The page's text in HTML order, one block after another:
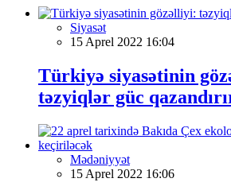
Siyasət
15 Aprel 2022 16:04
Türkiyə siyasətinin
təzyiqlər güc
Mədəniyyət
15 Aprel 2022 16:06